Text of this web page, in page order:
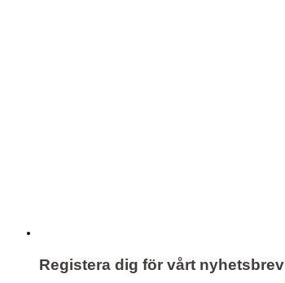
Registera dig för vårt nyhetsbrev